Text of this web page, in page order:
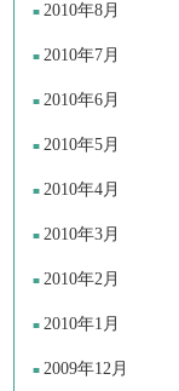
2010年8月
2010年7月
2010年6月
2010年5月
2010年4月
2010年3月
2010年2月
2010年1月
2009年12月